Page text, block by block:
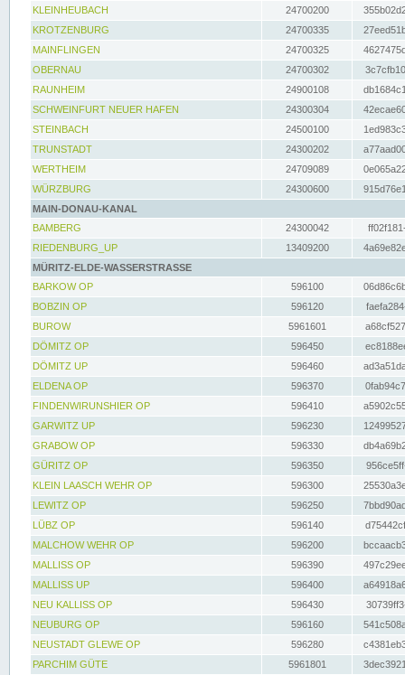
KLEINHEUBACH 24700200
KROTZENBURG
24700335
MAINFLINGEN
24700325
OBERNAU
24700302
RAUNHEIM
24900108
SCHWEINFURT NEUER HAFEN
24300304
STEINBACH
24500100
TRUNSTADT
24300202
WERTHEIM
24709089
WÜRZBURG
24300600
MAIN-DONAU-KANAL
BAMBERG
24300042
RIEDENBURG_UP
13409200
MÜRITZ-ELDE-WASSERSTRASSE
BARKOW OP
596100
BOBZIN OP
596120
BUROW
5961601
DÖMITZ OP
596450
DÖMITZ UP
596460
ELDENA OP
596370
FINDENWIRUNSHIER OP
596410
GARWITZ UP
596230
GRABOW OP
596330
GÜRITZ OP
596350
KLEIN LAASCH WEHR OP
596300
LEWITZ OP
596250
LÜBZ OP
596140
MALCHOW WEHR OP
596200
MALLISS OP
596390
MALLISS UP
596400
NEU KALLISS OP
596430
NEUBURG OP
596160
NEUSTADT GLEWE OP
596280
PARCHIM GÜTE
5961801